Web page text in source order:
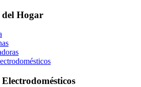
del Hogar
Electrodomésticos